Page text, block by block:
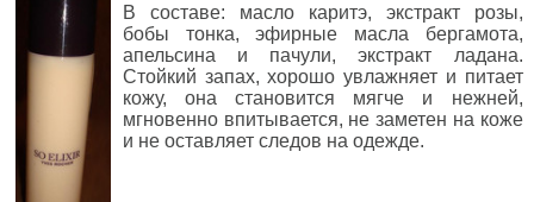
В составе: масло каритэ, экстракт розы,
бобы тонка, эфирные масла бергамота,
апельсина и пачули, экстракт ладана.
Стойкий запах, хорошо увлажняет и питает
кожу, она становится мягче и нежней,
мгновенно впитывается, не заметен на коже
и не оставляет следов на одежде.